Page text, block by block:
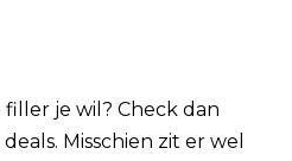
je wil? Check dan
Misschien zit er wel